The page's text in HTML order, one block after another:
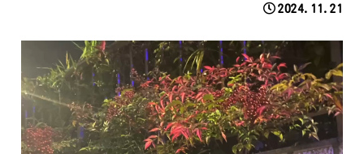
2024.11.21